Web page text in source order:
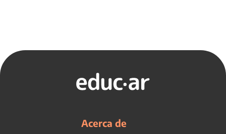
Acerca de